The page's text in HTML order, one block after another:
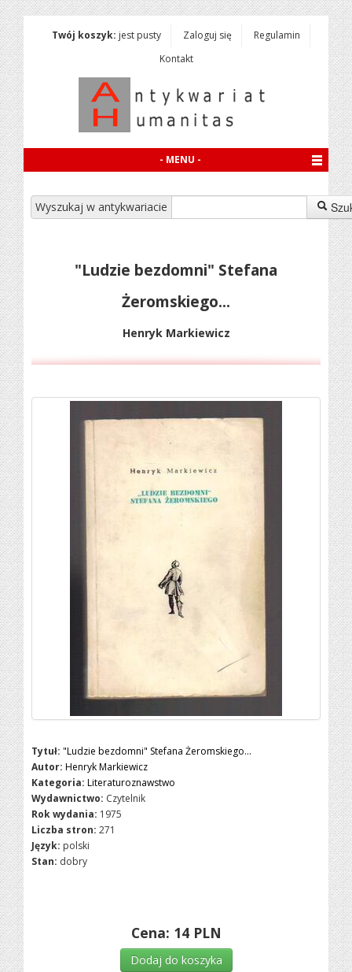
Twój koszyk: jest pusty Zaloguj się
Regulamin
Kontakt
- MENU -
Wyszukaj w antykwariacie
"Ludzie bezdomni" Stefana
Żeromskiego...
Henryk Markiewicz
Tytuł: "Ludzie bezdomni" Stefana Żeromskiego...
Autor: Henryk Markiewicz
Kategoria: Literaturoznawstwo
Wydawnictwo: Czytelnik
Rok wydania: 1975
Liczba stron: 271
Język: polski
Stan: dobry
Cena: 14 PLN
Dodaj do koszyka